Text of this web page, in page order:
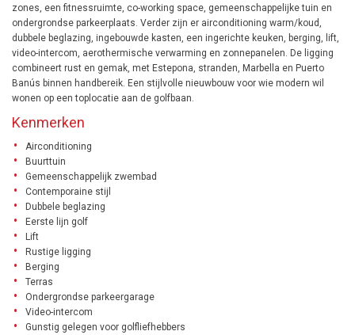
zones, een fitnessruimte, co-working space, gemeenschappelijke tuin en
ondergrondse parkeerplaats. Verder zijn er airconditioning warm/koud,
dubbele beglazing, ingebouwde kasten, een ingerichte keuken, berging, lift,
video-intercom, aerothermische verwarming en zonnepanelen. De ligging
combineert rust en gemak, met Estepona, stranden, Marbella en Puerto
Banús binnen handbereik. Een stijlvolle nieuwbouw voor wie modern wil
wonen op een toplocatie aan de golfbaan.
Kenmerken
Airconditioning
Buurttuin
Gemeenschappelijk zwembad
Contemporaine stijl
Dubbele beglazing
Eerste lijn golf
Lift
Rustige ligging
Berging
Terras
Ondergrondse parkeergarage
Video-intercom
Gunstig gelegen voor golfliefhebbers